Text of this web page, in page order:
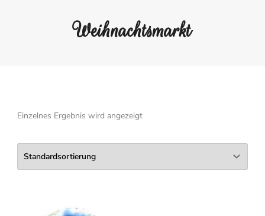
Weihnachtsmarkt
Einzelnes Ergebnis wird angezeigt